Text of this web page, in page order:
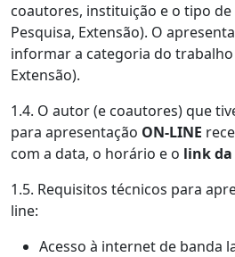
coautores, instituição e o tipo
Pesquisa, Extensão). O
informar a categoria do trabalho
Extensão).
1.4. O autor (e coautores) que
para apresentação ON-LINE
com a data, o horário e o link
1.5. Requisitos técnicos para
line:
Acesso à internet de banda